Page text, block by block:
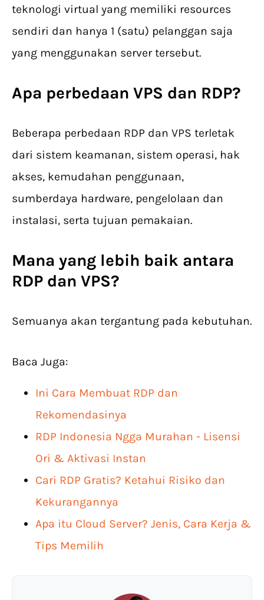
teknologi virtual yang memiliki resources
sendiri dan hanya 1 (satu) pelanggan saja
yang menggunakan server tersebut.
Apa perbedaan VPS dan RDP?
Beberapa perbedaan RDP dan VPS terletak
dari sistem keamanan, sistem operasi, hak
akses, kemudahan penggunaan,
sumberdaya hardware, pengelolaan dan
instalasi, serta tujuan pemakaian.
Mana yang lebih baik antara
RDP dan VPS?
Semuanya akan tergantung pada kebutuhan.
Baca Juga:
Ini Cara Membuat RDP dan
Rekomendasinya
RDP Indonesia Ngga Murahan - Lisensi
Ori & Aktivasi Instan
Cari RDP Gratis? Ketahui Risiko dan
Kekurangannya
Apa itu Cloud Server? Jenis, Cara Kerja &
Tips Memilih